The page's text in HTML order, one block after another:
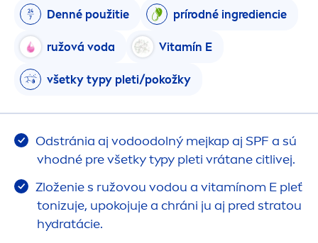
Denné použitie prírodné ingrediencie
ružová voda Vitamín E
všetky typy pleti/pokožky
Odstránia aj vodoodolný mejkap aj SPF a sú
vhodné pre všetky typy pleti vrátane citlivej.
Zloženie s ružovou vodou a vitamínom E pleť
tonizuje, upokojuje a chráni ju aj pred stratou
hydratácie.